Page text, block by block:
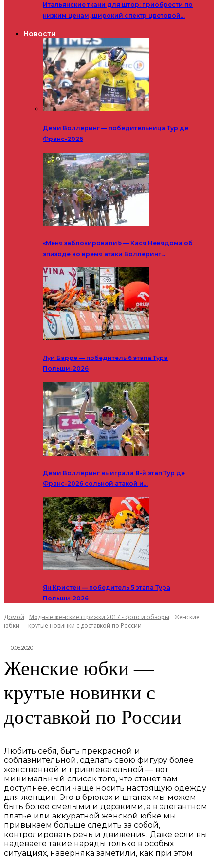
Итальянские ткани для штор: приобрести по
низким ценам, широкий спектр цветовой…
Новости
Деми Воллеринг — победительница Тур де
Франс-2026
«Меня заблокировали!» — Кася Невядома об
эпизоде во время атаки Воллеринг…
Луи Барре — победитель 6 этапа Тура
Польши-2026
Деми Воллеринг выиграла 8-й этап Тур де
Франс-2026 сольной атакой и…
Ян Кристен — победитель 5 этапа Тура
Польши-2026
Домой Модные женские стрижки 2017 - фото и обзоры
Женские
юбки — крутые новинки с доставкой по России
10.06.2020
Женские юбки —
крутые новинки с
доставкой по России
Любить себя, быть прекрасной и
соблазнительной, сделать свою фигуру более
женственной и привлекательной — вот
минимальный список того, что станет вам
доступнее, если чаще носить настоящую одежду
для женщин. Это в брюках и штанах мы можем
быть более смелыми и дерзкими, а в элегантном
платье или аккуратной женской юбке мы
привыкаем больше следить за собой,
контролировать речь и движения. Даже если вы
надеваете такие наряды только в особых
ситуациях, наверняка заметили, как при этом